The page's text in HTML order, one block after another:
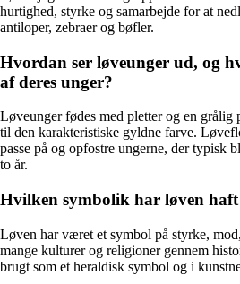
hurtighed, styrke og samarbejde for at
antiloper, zebraer og bøfler.
Hvordan ser løveunger ud, og
af deres unger?
Løveunger fødes med pletter og en grålig
til den karakteristiske gyldne farve.
passe på og opfostre ungerne, der typisk
to år.
Hvilken symbolik har løven haft
Løven har været et symbol på styrke,
mange kulturer og religioner gennem
brugt som et heraldisk symbol og i